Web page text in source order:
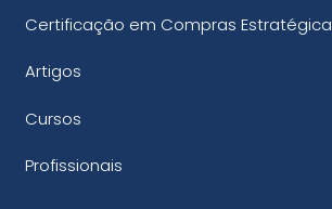
Certificação em Compras
Artigos
Cursos
Profissionais